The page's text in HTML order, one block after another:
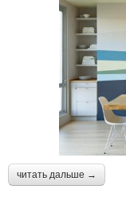
читать дальше →